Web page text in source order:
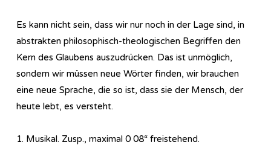
Es kann nicht sein, dass wir nur noch in der Lage sind, in
abstrakten philosophisch-theologischen Begriffen den
Kern des Glaubens auszudrücken. Das ist unmöglich,
sondern wir müssen neue Wörter finden, wir brauchen
eine neue Sprache, die so ist, dass sie der Mensch, der
heute lebt, es versteht.
1. Musikal. Zusp., maximal 0 08“ freistehend.